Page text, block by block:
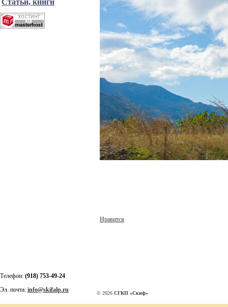
Нравится
Статьи, книги
Телефон: (918) 753-49-24
Эл. почта: info@skifalp.ru © 2026 СГКП «Скиф»